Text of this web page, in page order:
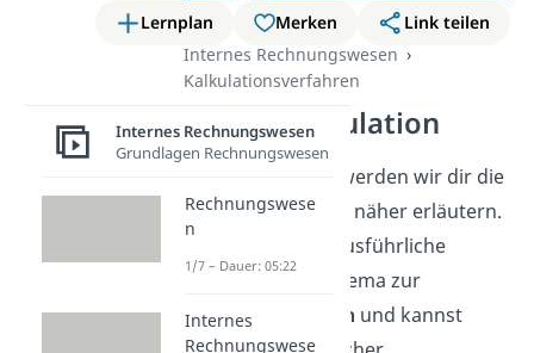
Lernplan Merken
Link teilen
Internes Rechnungswesen
Kalkulationsverfahren
Bezugskalkulation
In diesem Artikel werden wir dir die
Bezugskalkulation näher erläutern.
Du erhältst eine ausführliche
Erklärung, ein Schema zur
Bezugskalkulation und kannst
Internes Rechnungswesen
Grundlagen Rechnungswesen
Rechnungswese
n
1/7 – Dauer: 05:22
Internes
Rechnungswese